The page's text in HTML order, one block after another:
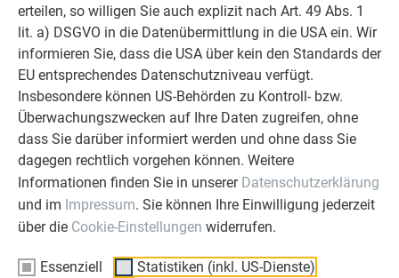
erteilen, so willigen Sie auch explizit nach Art. 49 Abs. 1
lit. a) DSGVO in die Datenübermittlung in die USA ein. Wir
informieren Sie, dass die USA über kein den Standards der
EU entsprechendes Datenschutzniveau verfügt.
Insbesondere können US-Behörden zu Kontroll- bzw.
Überwachungszwecken auf Ihre Daten zugreifen, ohne
dass Sie darüber informiert werden und ohne dass Sie
dagegen rechtlich vorgehen können. Weitere
Informationen finden Sie in unserer Datenschutzerklärung
und im Impressum. Sie können Ihre Einwilligung jederzeit
über die Cookie-Einstellungen widerrufen.
Essenziell Statistiken (inkl. US-Dienste)
Transport von Aluminiumscharen